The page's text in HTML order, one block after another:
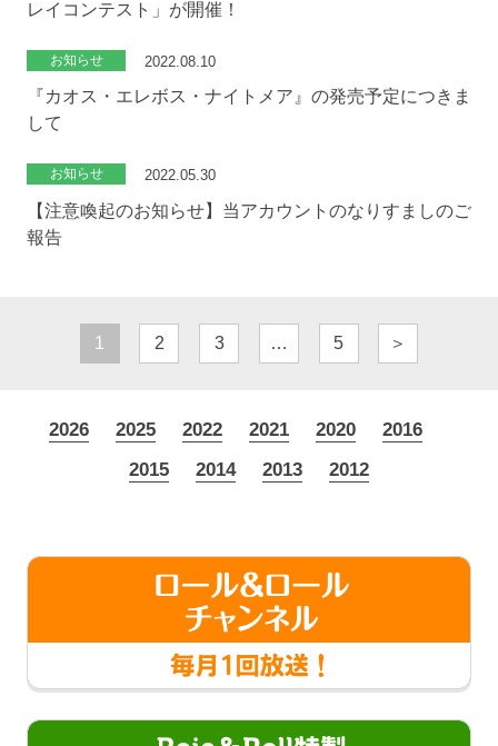
レイコンテスト」が開催！
お知らせ 2022.08.10
『カオス・エレボス・ナイトメア』の発売予定につきま
して
お知らせ 2022.05.30
【注意喚起のお知らせ】当アカウントのなりすましのご
報告
1 2 3 … 5 ＞
2026 2025 2022 2021 2020
2016
2015
2014 2013 2012